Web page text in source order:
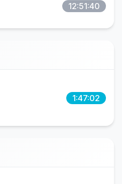
12:51:40
1:47:02